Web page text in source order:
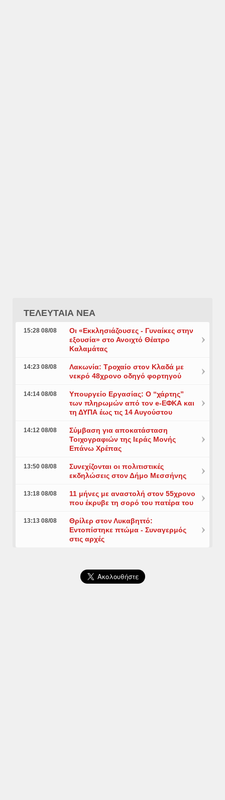
ΤΕΛΕΥΤΑΙΑ ΝΕΑ
15:28 08/08
Οι «Εκκλησιάζουσες - Γυναίκες στην
εξουσία» στο Ανοιχτό Θέατρο
Καλαμάτας
14:23 08/08
Λακωνία: Τροχαίο στον Κλαδά με
νεκρό 48χρονο οδηγό φορτηγού
14:14 08/08
Υπουργείο Εργασίας: Ο “χάρτης”
των πληρωμών από τον e-ΕΦΚΑ και
τη ΔΥΠΑ έως τις 14 Αυγούστου
14:12 08/08
Σύμβαση για αποκατάσταση
Τοιχογραφιών της Ιεράς Μονής
Επάνω Χρέπας
13:50 08/08
Συνεχίζονται οι πολιτιστικές
εκδηλώσεις στον Δήμο Μεσσήνης
13:18 08/08
11 μήνες με αναστολή στον 55χρονο
που έκρυβε τη σορό του πατέρα του
13:13 08/08
Θρίλερ στον Λυκαβηττό:
Εντοπίστηκε πτώμα - Συναγερμός
στις αρχές